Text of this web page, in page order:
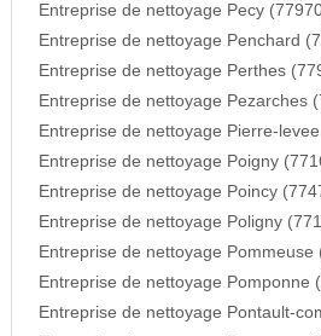
Entreprise de nettoyage Pecy
Entreprise de nettoyage Penchard
Entreprise de nettoyage Perthes
Entreprise de nettoyage Pezarches
Entreprise de nettoyage Pierre-
Entreprise de nettoyage Poigny
Entreprise de nettoyage Poincy
Entreprise de nettoyage Poligny
Entreprise de nettoyage Pommeuse
Entreprise de nettoyage Pomponne
Entreprise de nettoyage Pontault-